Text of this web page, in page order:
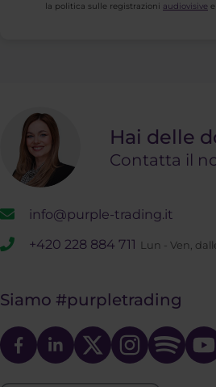
la politica sulle registrazioni audiovisive
Hai delle
Contatta il
info@purple-trading.it
+420 228 884 711
Lun - Ven,
Siamo #purpletrading